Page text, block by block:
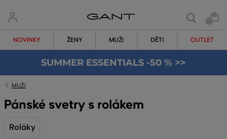
NOVINKY ŽENY MUŽI DĚTI OUTLET
SUMMER ESSENTIALS -50 % >>
MUŽI
Pánské svetry s rolákem
Roláky